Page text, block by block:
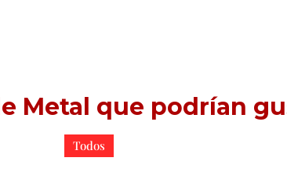
Metal que podrían
Todos